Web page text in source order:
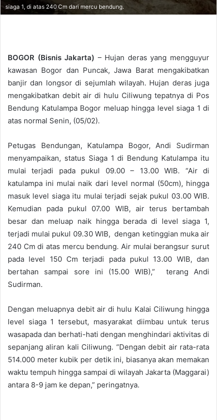
siaga 1, di atas 240 Cm dari mercu bendung.
BOGOR (Bisnis Jakarta) – Hujan deras yang mengguyur
kawasan Bogor dan Puncak, Jawa Barat mengakibatkan
banjir dan longsor di sejumlah wilayah. Hujan deras juga
mengakibatkan debit air di hulu Ciliwung tepatnya di Pos
Bendung Katulampa Bogor meluap hingga level siaga 1 di
atas normal Senin, (05/02).
Petugas Bendungan, Katulampa Bogor, Andi Sudirman
menyampaikan, status Siaga 1 di Bendung Katulampa itu
mulai terjadi pada pukul 09.00 – 13.00 WIB. “Air di
katulampa ini mulai naik dari level normal (50cm), hingga
masuk level siaga itu mulai terjadi sejak pukul 03.00 WIB.
Kemudian pada pukul 07.00 WIB, air terus bertambah
besar dan meluap naik hingga berada di level siaga 1,
terjadi mulai pukul 09.30 WIB, dengan ketinggian muka air
240 Cm di atas mercu bendung. Air mulai berangsur surut
pada level 150 Cm terjadi pada pukul 13.00 WIB, dan
bertahan sampai sore ini (15.00 WIB),” terang Andi
Sudirman.
Dengan meluapnya debit air di hulu Kalai Ciliwung hingga
level siaga 1 tersebut, masyarakat diimbau untuk terus
wasapada dan berhati-hati dengan menghindari aktivitas di
sepanjang aliran kali Ciliwung. “Dengan debit air rata-rata
514.000 meter kubik per detik ini, biasanya akan memakan
waktu tempuh hingga sampai di wilayah Jakarta (Maggarai)
antara 8-9 jam ke depan,” peringatnya.